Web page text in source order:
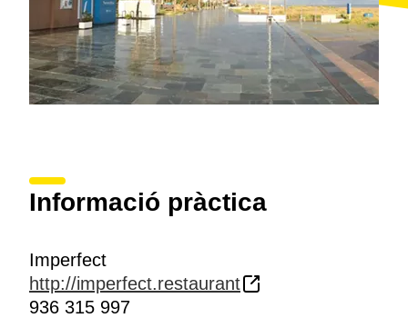
Informació pràctica
Imperfect
http://imperfect.restaurant
936 315 997